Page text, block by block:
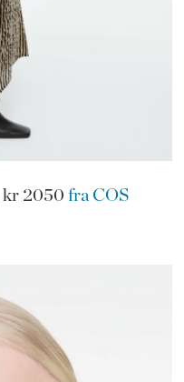
kr 2050 fra COS